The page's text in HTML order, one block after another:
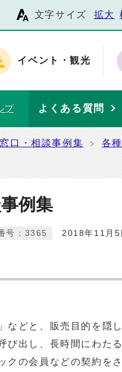
文字サイズ 拡大
イベント・観光
プ よくある質問
口・相談事例集
各
例集
2018年11月5
号：3365
などと、販売目的を隠し
び出し、長時間にわたる
クの会員などの契約をさ